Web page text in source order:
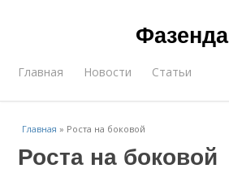
Фазенда
Главная Новости Статьи
Главная » Роста на боковой
Роста на боковой